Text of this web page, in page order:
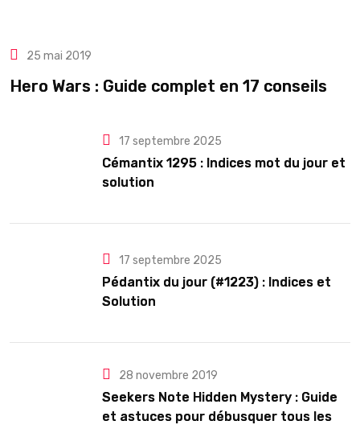
25 mai 2019
Hero Wars : Guide complet en 17 conseils
17 septembre 2025
Cémantix 1295 : Indices mot du jour et
solution
17 septembre 2025
Pédantix du jour (#1223) : Indices et
Solution
28 novembre 2019
Seekers Note Hidden Mystery : Guide
et astuces pour débusquer tous les